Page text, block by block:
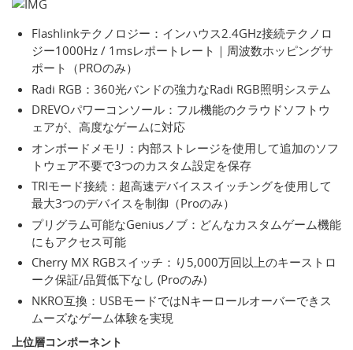
Flashlinkテクノロジー：インハウス2.4GHz接続テクノロ
ジー1000Hz / 1msレポートレート｜周波数ホッピングサ
ポート（PROのみ）
Radi RGB：360光バンドの強力なRadi RGB照明システム
DREVOパワーコンソール：フル機能のクラウドソフトウ
ェアが、高度なゲームに対応
オンボードメモリ：内部ストレージを使用して追加のソフ
トウェア不要で3つのカスタム設定を保存
TRIモード接続：超高速デバイススイッチングを使用して
最大3つのデバイスを制御（Proのみ）
プリグラム可能なGeniusノブ：どんなカスタムゲーム機能
にもアクセス可能
Cherry MX RGBスイッチ：り5,000万回以上のキーストロ
ーク保証/品質低下なし (Proのみ)
NKRO互換：USBモードではNキーロールオーバーできス
ムーズなゲーム体験を実現
上位層コンポーネント